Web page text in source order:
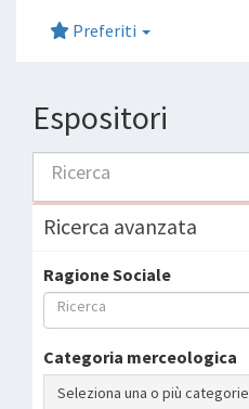
Preferiti
Espositori
Ricerca
Ricerca avanzata
Ragione Sociale
Ricerca
Categoria merceologica
Seleziona una o più categorie